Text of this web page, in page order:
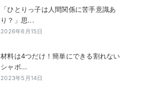
「ひとりっ子は人間関係に苦手意識あ
り？」思...
2026年6月15日
材料は4つだけ！簡単にできる割れない
シャボ...
2023年5月14日